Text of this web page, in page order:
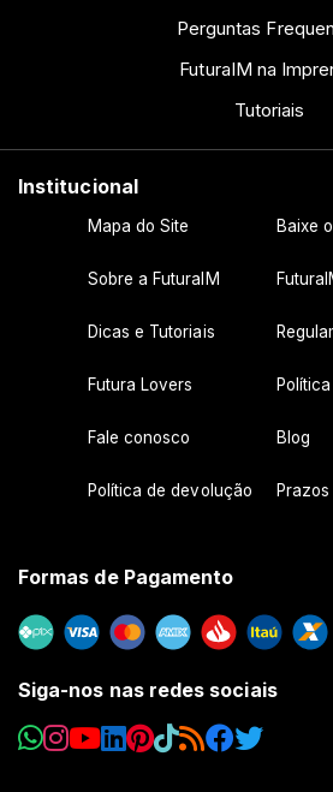
Perguntas
FuturaIM na
Tutoriais
Institucional
Mapa do Site Baixe
Sobre a FuturaIM
Dicas e Tutoriais
Futura Lovers
Fale conosco Blog
Política de devolução Prazos
Formas de Pagamento
Siga-nos nas redes sociais